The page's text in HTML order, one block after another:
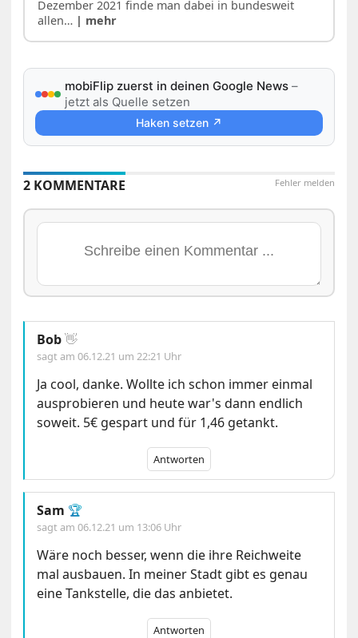
Dezember 2021 finde man dabei in bundesweit
allen… | mehr
mobiFlip zuerst in deinen Google News –
jetzt als Quelle setzen
Haken setzen ↗
Fehler melden
2 KOMMENTARE
Bob👋
sagt am06.12.21 um 22:21 Uhr
Ja cool, danke. Wollte ich schon immer einmal
ausprobieren und heute war's dann endlich
soweit. 5€ gespart und für 1,46 getankt.
Antworten
Sam 🏆
sagt am06.12.21 um 13:06 Uhr
Wäre noch besser, wenn die ihre Reichweite
mal ausbauen. In meiner Stadt gibt es genau
eine Tankstelle, die das anbietet.
Antworten